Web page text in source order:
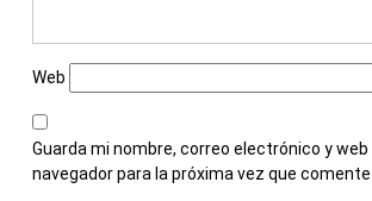
Web
Guarda mi nombre, correo electrónico y
navegador para la próxima vez que comente.